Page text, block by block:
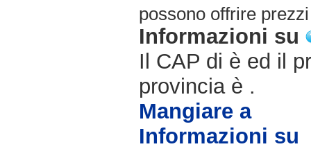
possono offrire
Informazioni su
Il CAP di è ed il
provincia è .
Mangiare a
Informazioni su